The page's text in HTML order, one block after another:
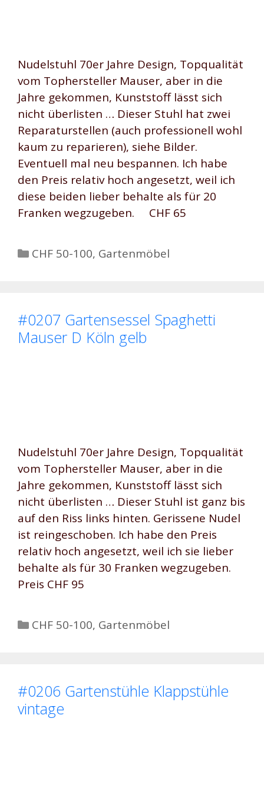
Nudelstuhl 70er Jahre Design, Topqualität
vom Tophersteller Mauser, aber in die
Jahre gekommen, Kunststoff lässt sich
nicht überlisten … Dieser Stuhl hat zwei
Reparaturstellen (auch professionell wohl
kaum zu reparieren), siehe Bilder.
Eventuell mal neu bespannen. Ich habe
den Preis relativ hoch angesetzt, weil ich
diese beiden lieber behalte als für 20
Franken wegzugeben. CHF 65
Kategorien
CHF 50-100, Gartenmöbel
#0207 Gartensessel Spaghetti
Mauser D Köln gelb
Nudelstuhl 70er Jahre Design, Topqualität
vom Tophersteller Mauser, aber in die
Jahre gekommen, Kunststoff lässt sich
nicht überlisten … Dieser Stuhl ist ganz bis
auf den Riss links hinten. Gerissene Nudel
ist reingeschoben. Ich habe den Preis
relativ hoch angesetzt, weil ich sie lieber
behalte als für 30 Franken wegzugeben.
Preis CHF 95
Kategorien
CHF 50-100, Gartenmöbel
#0206 Gartenstühle Klappstühle
vintage